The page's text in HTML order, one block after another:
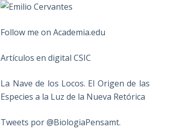
Follow me on Academia.edu
Artículos en digital CSIC
La Nave de los Locos. El Origen de las
Especies a la Luz de la Nueva Retórica
Tweets por @BiologiaPensamt.